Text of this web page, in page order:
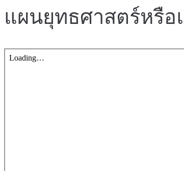
แผนยุทธศาสตร์หรื